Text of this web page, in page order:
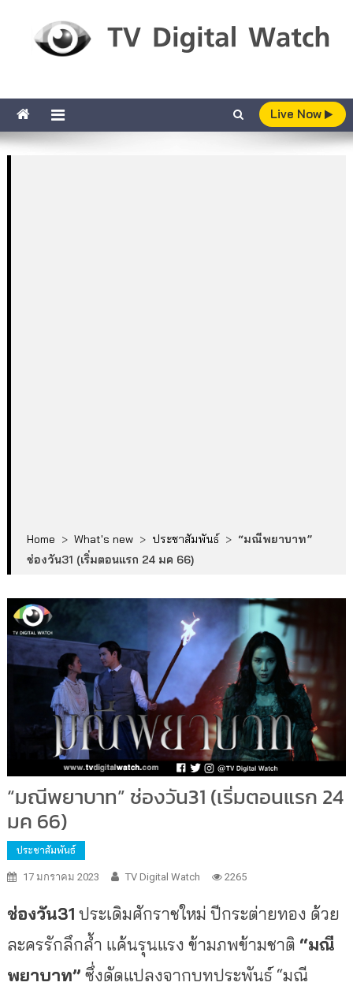
Live Now
Home > What's new > ประชาสัมพันธ์ > “มณีพยาบาท”
ช่องวัน31 (เริ่มตอนแรก 24 มค 66)
“มณีพยาบาท” ช่องวัน31 (เริ่มตอนแรก 24
มค 66)
ประชาสัมพันธ์
17 มกราคม 2023 TV Digital Watch 2265
ช่องวัน31 ประเดิมศักราชใหม่ ปีกระต่ายทอง ด้วย
ละครรักลึกล้ำ แค้นรุนแรง ข้ามภพข้ามชาติ “มณี
พยาบาท” ซึ่งดัดแปลงจากบทประพันธ์ “มณี